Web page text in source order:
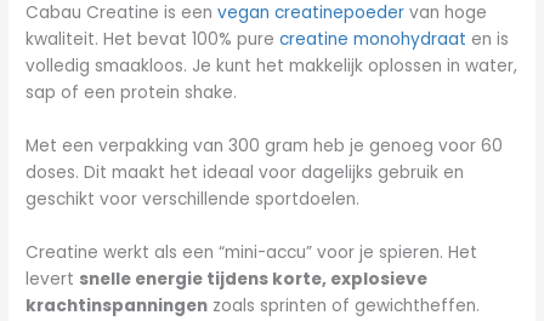
Cabau Creatine is eenvegan creatinepoeder van hoge
kwaliteit. Het bevat 100% purecreatine monohydraat en is
volledig smaakloos. Je kunt het makkelijk oplossen in water,
sap of een protein shake.
Met een verpakking van 300 gram heb je genoeg voor 60
doses. Dit maakt het ideaal voor dagelijks gebruik en
geschikt voor verschillende sportdoelen.
Creatine werkt als een “mini-accu” voor je spieren. Het
levert snelle energie tijdens korte, explosieve
krachtinspanningen zoals sprinten of gewichtheffen.